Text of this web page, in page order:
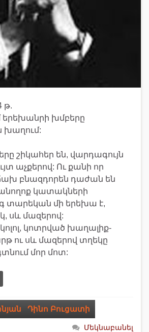
թ.
երեխանրի խմբերը
խաղում:
շիկահեր են, վարդագույն
աչքերով: Ու քանի որ
բնազդորեն դաժան են
անողոք կատակների
տարեկան մի երեխա է,
սև մազերով:
կոտրված խաղալիք-
ու սև մազերով տղեկը
մոր մոտ:
Դինո Բուցատի
Մեկնաբանել